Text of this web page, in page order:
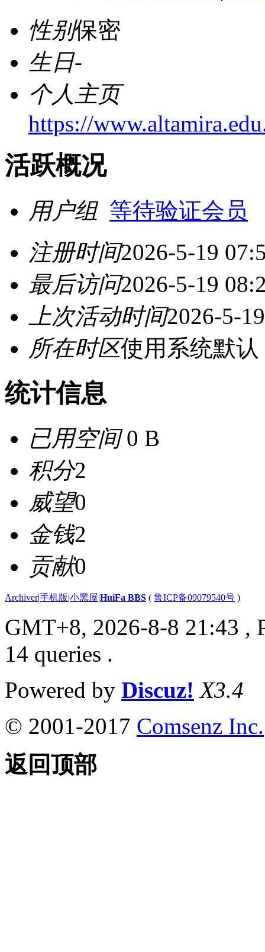
性别保密
生日-
个人主页
https://
活跃概况
用户组 等待验证会员
注册时间2026-5-19
最后访问2026-5-19
上次活动时间2026-5-
所在时区使用系统默认
统计信息
已用空间0 B
积分2
威望0
金钱2
贡献0
Archiver|手机版|小黑屋|HuiFa BBS ( 鲁ICP备09079540号 )
GMT+8, 2026-8-8 21:43 ,
14 queries .
Powered by Discuz! X3.4
© 2001-2017 Comsenz Inc.
返回顶部